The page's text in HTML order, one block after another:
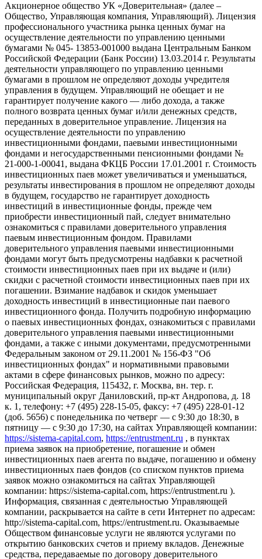
Акционерное общество УК «Доверительная» (далее –
Общество, Управляющая компания, Управляющий). Лицензия
профессионального участника рынка ценных бумаг на
осуществление деятельности по управлению ценными
бумагами № 045- 13853-001000 выдана Центральным Банком
Российской Федерации (Банк России) 13.03.2014 г. Результаты
деятельности управляющего по управлению ценными
бумагами в прошлом не определяют доходы учредителя
управления в будущем. Управляющий не обещает и не
гарантирует получение какого — либо дохода, а также
полного возврата ценных бумаг и/или денежных средств,
переданных в доверительное управление. Лицензия на
осуществление деятельности по управлению
инвестиционными фондами, паевыми инвестиционными
фондами и негосударственными пенсионными фондами №
21-000-1-00041, выдана ФКЦБ России 17.01.2001 г. Стоимость
инвестиционных паев может увеличиваться и уменьшаться,
результаты инвестирования в прошлом не определяют доходы
в будущем, государство не гарантирует доходность
инвестиций в инвестиционные фонды, прежде чем
приобрести инвестиционный пай, следует внимательно
ознакомиться с правилами доверительного управления
паевым инвестиционным фондом. Правилами
доверительного управления паевыми инвестиционными
фондами могут быть предусмотрены надбавки к расчетной
стоимости инвестиционных паев при их выдаче и (или)
скидки с расчетной стоимости инвестиционных паев при их
погашении. Взимание надбавок и скидок уменьшает
доходность инвестиций в инвестиционные паи паевого
инвестиционного фонда. Получить подробную информацию
о паевых инвестиционных фондах, ознакомиться с правилами
доверительного управления паевыми инвестиционными
фондами, а также с иными документами, предусмотренными
Федеральным законом от 29.11.2001 № 156-ФЗ "Об
инвестиционных фондах" и нормативными правовыми
актами в сфере финансовых рынков, можно по адресу:
Российская Федерация, 115432, г. Москва, вн. тер. г.
муниципальный округ Даниловский, пр-кт Андропова, д. 18
к. 1, телефону: +7 (495) 228-15-05, факсу: +7 (495) 228-01-12
(доб. 5656) с понедельника по четверг — c 9:30 до 18:30, в
пятницу — с 9:30 до 17:30, на сайтах Управляющей компании:
https://sistema-capital.com, https://entrustment.ru , в пунктах
приема заявок на приобретение, погашение и обмен
инвестиционных паев агента по выдаче, погашению и обмену
инвестиционных паев фондов (со списком пунктов приема
заявок можно ознакомиться на сайтах Управляющей
компании: https://sistema-capital.com, https://entrustment.ru ).
Информация, связанная с деятельностью Управляющей
компании, раскрывается на сайте в сети Интернет по адресам:
http://sistema-capital.com, https://entrustment.ru. Оказываемые
Обществом финансовые услуги не являются услугами по
открытию банковских счетов и приему вкладов. Денежные
средства, передаваемые по договору доверительного